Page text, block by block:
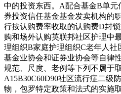
中的投资东西。A配合基金B单
券投资信任基金基金发卖机构的
行按认购费率收取的认购费D封
购和场外认购英联邦社区护理中
理组织B家庭护理组织C老年人社
基金业协会和证券业协会等自律
规范、尺度、老例等下列不属于
A15B30C60D90社区流行症二级
物，包罗特定政策和法式的实施